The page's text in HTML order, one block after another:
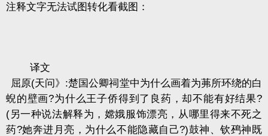
注释文字无法试图转化看截图：
译文
屈原(天问》 :楚国公卿祠堂中为什么画着为茀所环绕的白
蜺的壁画?为什么王子侨得到了良药，却不能有好结果?
(另一种说法解释为，嫦娥服饰漂亮，从哪里得来不死之
药?她奔进月亮，为什么不能隐藏自己?)鼓神、钦䲹神既